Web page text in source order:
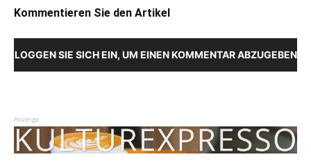
Kommentieren Sie den Artikel
LOGGEN SIE SICH EIN, UM EINEN KOMMENTAR ABZUGEBEN
Anzeige